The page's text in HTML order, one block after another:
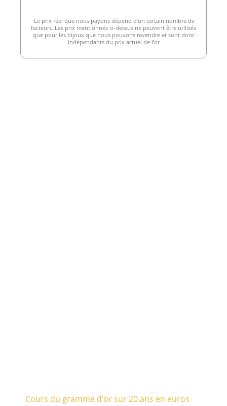
Le prix réel que nous payons dépend d’un certain nombre de
facteurs. Les prix mentionnés ci-dessus ne peuvent être utilisés
que pour les bijoux que nous pouvons revendre et sont donc
indépendants du prix actuel de l’or
Cours du gramme d’or sur 20 ans en euros